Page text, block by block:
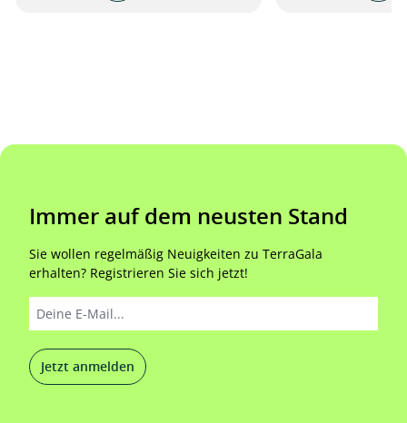
Immer auf dem neusten Stand
Sie wollen regelmäßig Neuigkeiten zu TerraGala
erhalten? Registrieren Sie sich jetzt!
Jetzt anmelden